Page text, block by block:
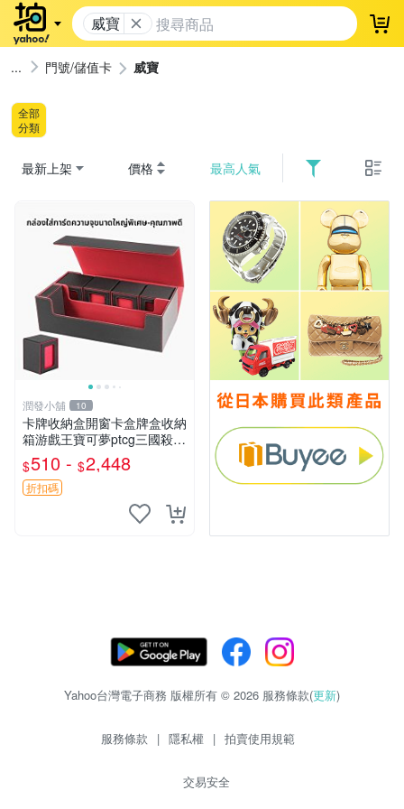
威寶 登
門號/儲值卡 威寶
全部
分類
最新上架 價格 最高人氣
潤發小舖 10
卡牌收納盒開窗卡盒牌盒收納
箱游戲王寶可夢ptcg三國殺海
賊王dtcg
$510 - $2,448
折扣碼
Yahoo台灣電子商務 版權所有 © 2026 服務條款(更新)
服務條款 | 隱私權 | 拍賣使用規範
交易安全